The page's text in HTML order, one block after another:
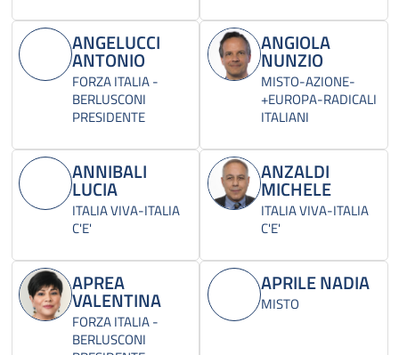
ANGELUCCI
ANTONIO
FORZA ITALIA -
BERLUSCONI
PRESIDENTE
ANGIOLA
NUNZIO
MISTO-AZIONE-
+EUROPA-RADICALI
ITALIANI
ANNIBALI
LUCIA
ITALIA VIVA-ITALIA
C'E'
ANZALDI
MICHELE
ITALIA VIVA-ITALIA
C'E'
APREA
VALENTINA
FORZA ITALIA -
BERLUSCONI
APRILE NADIA
MISTO